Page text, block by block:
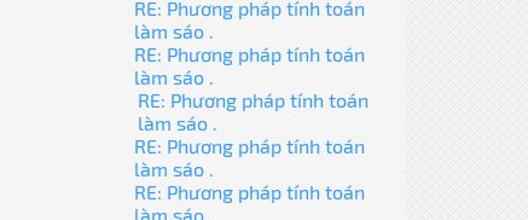
RE: Phương pháp tính toán
làm sáo .
RE: Phương pháp tính toán
làm sáo .
RE: Phương pháp tính toán
làm sáo .
RE: Phương pháp tính toán
làm sáo .
RE: Phương pháp tính toán
làm sáo .